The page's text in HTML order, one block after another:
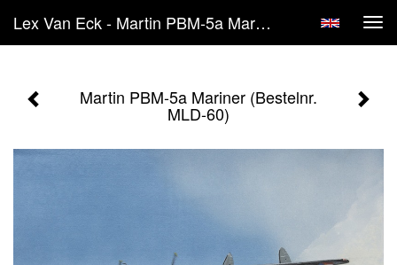
Lex Van Eck - Martin PBM-5a Mariner (Bestelnr. MLD-60)
Martin PBM-5a Mariner (Bestelnr.
MLD-60)